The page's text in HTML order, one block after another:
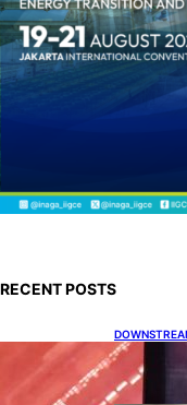
RECENT POSTS
Lokal